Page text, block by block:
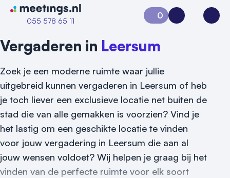
Naar home van Meetings
055 578 65 11
Vraag locatie aan
Locatiegids
0
Aanvraag 0Inloggen
Vergaderen in Leersum
Zoek je een moderne ruimte waar jullie
uitgebreid kunnen vergaderen in Leersum of heb
je toch liever een exclusieve locatie net buiten de
stad die van alle gemakken is voorzien? Vind je
het lastig om een geschikte locatie te vinden
voor jouw vergadering in Leersum die aan al
jouw wensen voldoet? Wij helpen je graag bij het
vinden van de perfecte ruimte voor elk soort